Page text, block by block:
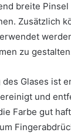
breite
Zusätzlich
zu
Glases ist
und
Farbe gut